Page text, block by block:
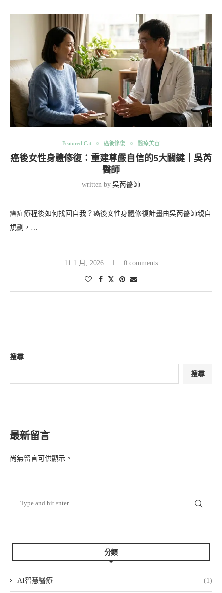
Featured Cat 癌後修復 醫療美容
癌後女性身體修復：重建尊嚴自信的5大關鍵｜吳芮
醫師
written by 吳芮醫師
癌症療程後如何找回自我？癌後女性身體修復計畫由吳芮醫師親自
規劃，…
11 1 月, 2026 0 comments
搜尋
搜尋
最新留言
尚無留言可供顯示。
分類
AI智慧醫療 (1)